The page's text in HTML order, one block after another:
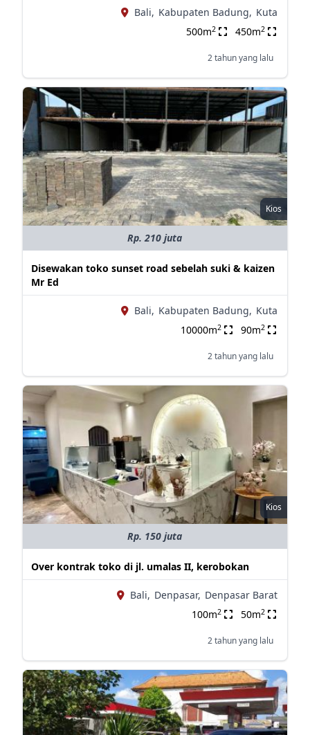
Bali, Kabupaten Badung, Kuta
500m2 450m2
2 tahun yang lalu
Kios
Rp. 210 juta
Disewakan toko sunset road sebelah suki & kaizen
Mr Ed
Bali, Kabupaten Badung, Kuta
10000m2 90m2
2 tahun yang lalu
Kios
Rp. 150 juta
Over kontrak toko di jl. umalas II, kerobokan
Bali, Denpasar, Denpasar Barat
100m2 50m2
2 tahun yang lalu